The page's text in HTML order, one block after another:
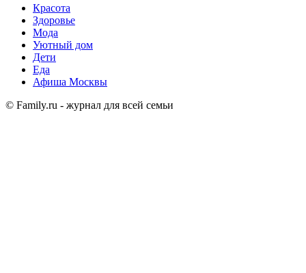
Красота
Здоровье
Мода
Уютный дом
Дети
Еда
Афиша Москвы
© Family.ru - журнал для всей семьи